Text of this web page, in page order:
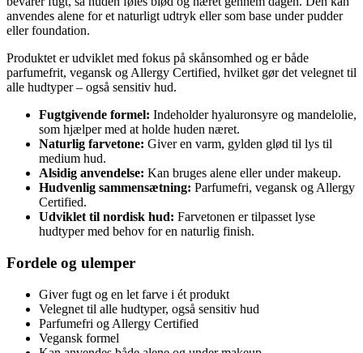
anvendes alene for et naturligt udtryk eller som base under pudder
eller foundation.
Produktet er udviklet med fokus på skånsomhed og er både
parfumefrit, vegansk og Allergy Certified, hvilket gør det velegnet til
alle hudtyper – også sensitiv hud.
Fugtgivende formel: Indeholder hyaluronsyre og mandelolie,
som hjælper med at holde huden næret.
Naturlig farvetone: Giver en varm, gylden glød til lys til
medium hud.
Alsidig anvendelse: Kan bruges alene eller under makeup.
Hudvenlig sammensætning: Parfumefri, vegansk og Allergy
Certified.
Udviklet til nordisk hud: Farvetonen er tilpasset lyse
hudtyper med behov for en naturlig finish.
Fordele og ulemper
Giver fugt og en let farve i ét produkt
Velegnet til alle hudtyper, også sensitiv hud
Parfumefri og Allergy Certified
Vegansk formel